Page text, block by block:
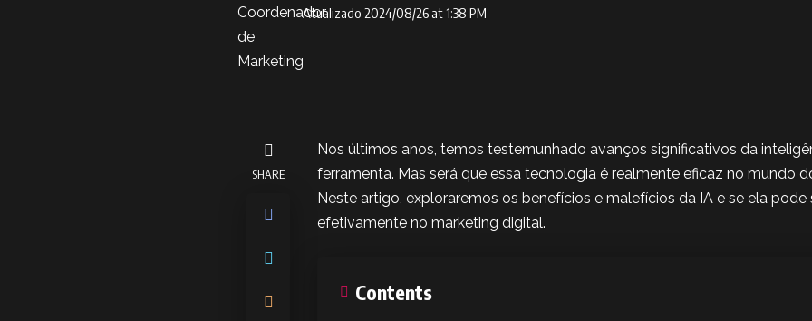
Atualizado 2024/08/26 at 1:38 PM
SHARE
Nos últimos anos, temos testemunhado avanços significativos da
ferramenta. Mas será que essa tecnologia é realmente eficaz no mundo
Neste artigo, exploraremos os benefícios e malefícios da IA e se ela pode
efetivamente no marketing digital.
Contents